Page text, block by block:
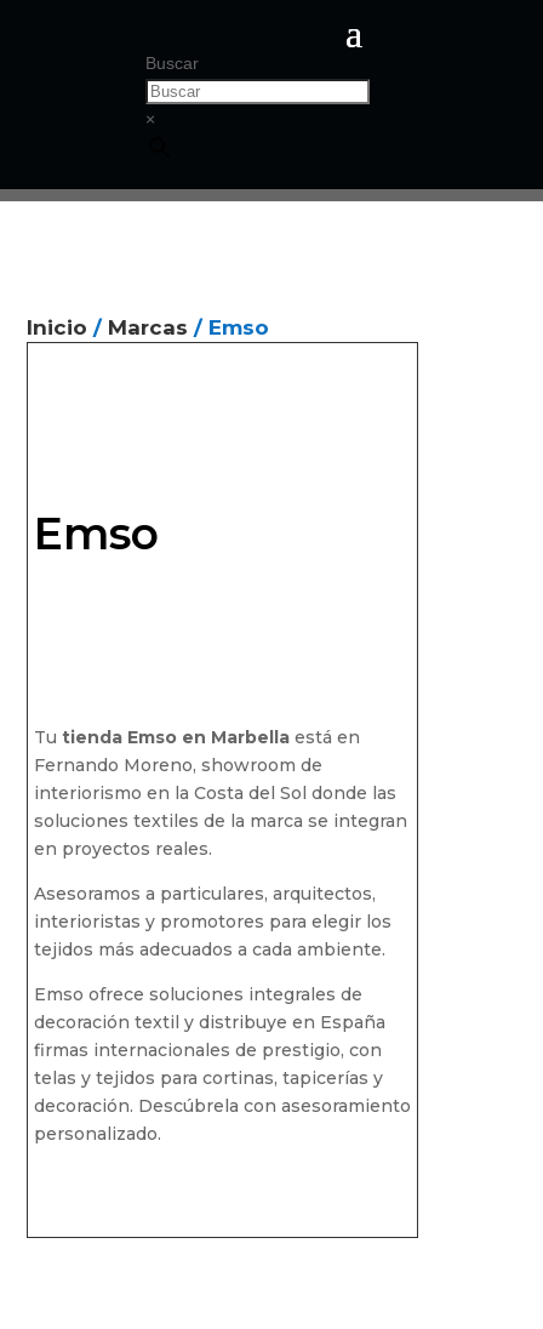
Buscar
×
Inicio / Marcas / Emso
Emso
Tu tienda Emso en Marbellaestá en
Fernando Moreno, showroom de
interiorismo en la Costa del Sol donde las
soluciones textiles de la marca se integran
en proyectos reales.
Asesoramos a particulares, arquitectos,
interioristas y promotores para elegir los
tejidos más adecuados a cada ambiente.
Emso ofrece soluciones integrales de
decoración textil y distribuye en España
firmas internacionales de prestigio, con
telas y tejidos para cortinas, tapicerías y
decoración. Descúbrela con asesoramiento
personalizado.